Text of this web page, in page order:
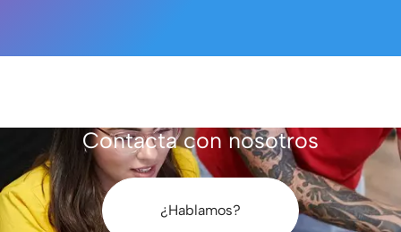
Contacta con nosotros
¿Hablamos?